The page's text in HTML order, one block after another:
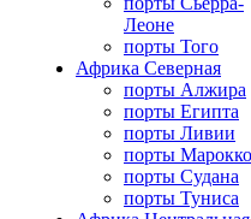
Леоне
порты Того
Африка Северная
порты Алжира
порты Египта
порты Ливии
порты Марокко
порты Судана
порты Туниса